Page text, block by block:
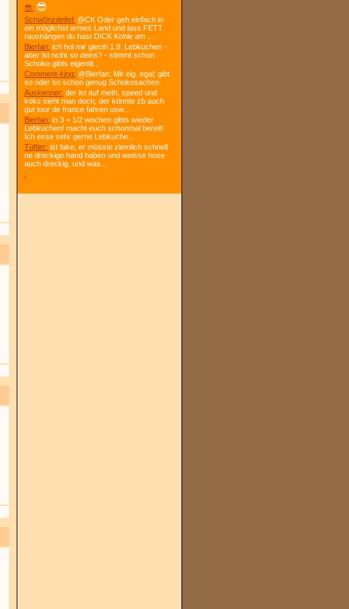
😎: 😎
Schw0nzdeifel: @CK Oder geh einfach in
ein möglichst armes Land und lass FETT
raushängen du hast DICK Kohle am ...
Bierfan: ich hol mir glecih 1.9. Lebkuchen -
aber ist nciht so deins? - stimmt schon
Schoko gibts eigentli...
Comment-king: @Bierfan: Mir eig. egal; gibt
so oder so schon genug Schokosachen.
Auskenner: der ist auf meth, speed und
koks sieht man doch, der könnte zb auch
gut tour de france fahren usw...
Bierfan: in 3 + 1/2 wochen gibts wieder
Lebkuchen! macht euch schonmal bereit!
Ich esse sehr gerne Lebkuche...
Tüftler: ist fake, er müsste ziemlich schnell
ne dreckige hand haben und weisse hose
auch dreckig. und was...
: